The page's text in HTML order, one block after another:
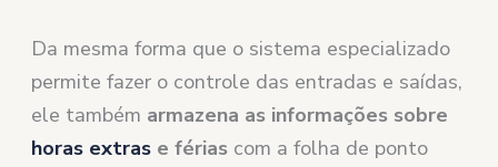
Da mesma forma que o sistema especializado
permite fazer o controle das entradas e saídas,
ele também armazena as informações sobre
horas extras e férias com a folha de ponto